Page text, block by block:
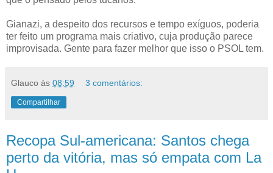
Gianazi, a despeito dos recursos e tempo exíguos, poderia
ter feito um programa mais criativo, cuja produção parece
improvisada. Gente para fazer melhor que isso o PSOL tem.
Glauco às 08:59 3 comentários:
Compartilhar
Recopa Sul-americana: Santos chega
perto da vitória, mas só empata com La